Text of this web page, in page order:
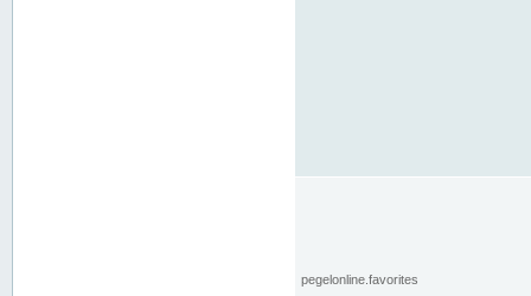
pegelonline.favorites